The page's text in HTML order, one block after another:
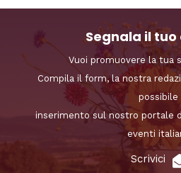
Segnala il
Vuoi promuovere la tua
Compila il form, la nostra
possibile
inserimento sul nostro portale
eventi
Scrivici